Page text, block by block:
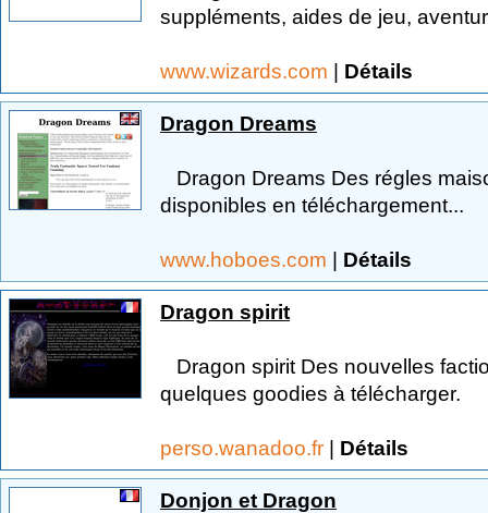
suppléments, aides de jeu,
www.wizards.com | Détails
Dragon Dreams
Dragon Dreams Des régles
disponibles en téléchargement...
www.hoboes.com | Détails
Dragon spirit
Dragon spirit Des nouvelles
quelques goodies à télécharger.
perso.wanadoo.fr | Détails
Donjon et Dragon